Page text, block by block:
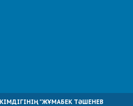
"ЖҰМАБЕК ТӘШЕНЕВ